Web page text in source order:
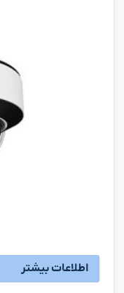
اطلاعات بیشتر